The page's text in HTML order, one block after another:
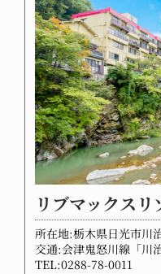
リブマックス
所在地:栃木県日光市川
交通:会津鬼怒川線「川
TEL:0288-78-0011